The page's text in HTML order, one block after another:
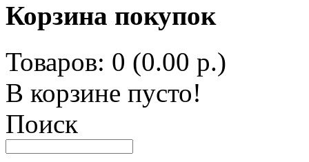
Корзина покупок
Товаров: 0 (0.00 р.)
В корзине пусто!
Поиск